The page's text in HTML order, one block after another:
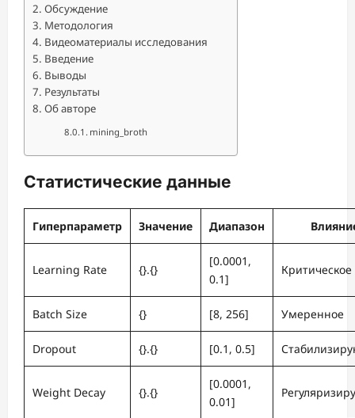
Обсуждение
Методология
Видеоматериалы исследования
Введение
Выводы
Результаты
Об авторе
mining_broth
Статистические данные
Гиперпараметр Значение Диапазон
Learning Rate {}.{}
[0.0001,
0.1]
Критическое
Batch Size {} [8, 256] Умеренное
Dropout {}.{} [0.1, 0.5]
Weight Decay {}.{}
[0.0001,
0.01]